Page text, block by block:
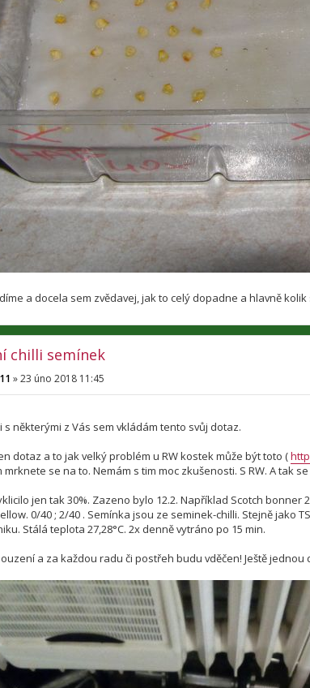
a docela sem zvědavej, jak to celý dopadne a hlavně
chilli semínek
»23 úno 2018 11:45
s některými z Vás sem vkládám tento svůj dotaz.
dotaz a to jak velký problém u RW kostek může být toto (
mrknete se na to. Nemám s tim moc zkušenosti. S RW. A tak
jen tak 30%. Zazeno bylo 12.2. Například Scotch bonner
0/40 ; 2/40 . Semínka jsou ze seminek-chilli. Stejně jako
Stálá teplota 27,28°C. 2x denně vytráno po 15 min.
a za každou radu či postřeh budu vděčen! Ještě jednou